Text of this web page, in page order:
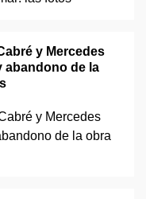
y Mercedes
abandono de la